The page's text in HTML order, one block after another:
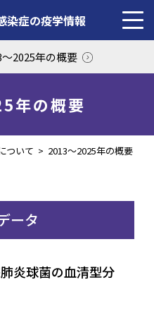
染症の疫学情報
成人疫学情報について
〜2025年の概要
年の概要
ついて > 2013〜2025年の概要
ータ
炎球菌の血清型分